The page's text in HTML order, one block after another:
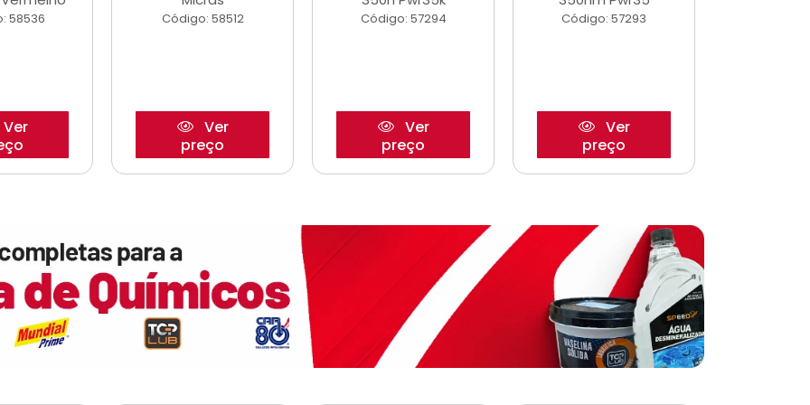
58536
Ver
Código: 58512
Ver
preço
Código: 57294
Ver
preço
Código: 57293
Ver
preço